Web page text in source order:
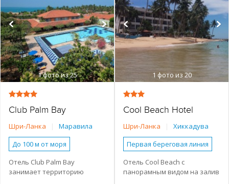
1фото из 25
Club Palm Bay
Шри-Ланка
Маравила
До 100 м от моря
Основное здание
Анимация
Бассейн
Отель Club Palm Bay
занимает территорию
1 фото из 20
Cool Beach Hotel
Шри-Ланка
Хиккадува
Первая береговая линия
Небольшой отель
Бассейн
Отель Cool Beach с
панорамным видом на залив